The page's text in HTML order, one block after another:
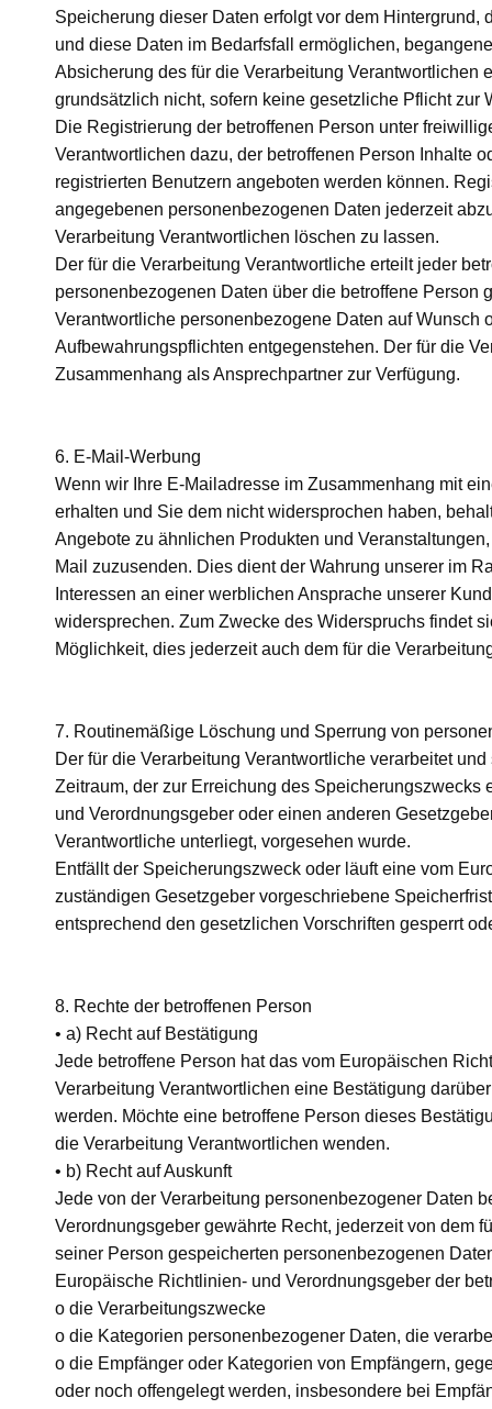
Speicherung dieser Daten erfolgt vor dem
und diese Daten im Bedarfsfall ermöglichen,
Absicherung des für die Verarbeitung Verantwortlichen
grundsätzlich nicht, sofern keine gesetzliche Pflicht zur
Die Registrierung der betroffenen Person unter
Verantwortlichen dazu, der betroffenen Person Inhalte
registrierten Benutzern angeboten werden können.
angegebenen personenbezogenen Daten jederzeit
Verarbeitung Verantwortlichen löschen zu lassen.
Der für die Verarbeitung Verantwortliche erteilt jeder
personenbezogenen Daten über die betroffene Person
Verantwortliche personenbezogene Daten auf
Aufbewahrungspflichten entgegenstehen. Der für die
Zusammenhang als Ansprechpartner zur Verfügung.
6. E-Mail-Werbung
Wenn wir Ihre E-Mailadresse im Zusammenhang mit
erhalten und Sie dem nicht widersprochen haben,
Angebote zu ähnlichen Produkten und
Mail zuzusenden. Dies dient der Wahrung unserer im
Interessen an einer werblichen Ansprache unserer
widersprechen. Zum Zwecke des Widerspruchs findet
Möglichkeit, dies jederzeit auch dem für die
7. Routinemäßige Löschung und Sperrung von
Der für die Verarbeitung Verantwortliche verarbeitet
Zeitraum, der zur Erreichung des
und Verordnungsgeber oder einen anderen
Verantwortliche unterliegt, vorgesehen wurde.
Entfällt der Speicherungszweck oder läuft eine vom
zuständigen Gesetzgeber vorgeschriebene
entsprechend den gesetzlichen Vorschriften gesperrt
8. Rechte der betroffenen Person
• a) Recht auf Bestätigung
Jede betroffene Person hat das vom Europäischen
Verarbeitung Verantwortlichen eine Bestätigung
werden. Möchte eine betroffene Person dieses
die Verarbeitung Verantwortlichen wenden.
• b) Recht auf Auskunft
Jede von der Verarbeitung personenbezogener Daten
Verordnungsgeber gewährte Recht, jederzeit von dem
seiner Person gespeicherten personenbezogenen
Europäische Richtlinien- und Verordnungsgeber der
o die Verarbeitungszwecke
o die Kategorien personenbezogener Daten, die
o die Empfänger oder Kategorien von Empfängern,
oder noch offengelegt werden, insbesondere bei